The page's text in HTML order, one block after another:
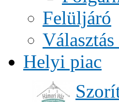
Felüljáró
Helyi piac